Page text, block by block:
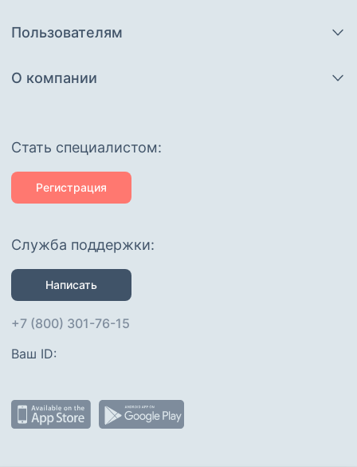
Пользователям
О компании
Cтать специалистом:
Регистрация
Служба поддержки:
Написать
+7 (800) 301-76-15
Ваш ID: